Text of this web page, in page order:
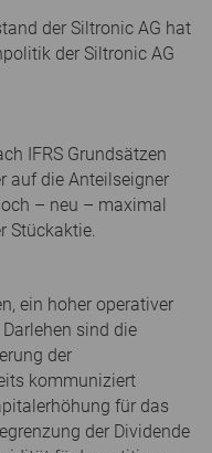
der Siltronic AG hat
der Siltronic AG
IFRS Grundsätzen
auf die Anteilseigner
– neu – maximal
Stückaktie.
ein hoher operativer
sind die
der
kommuniziert
für das
der Dividende